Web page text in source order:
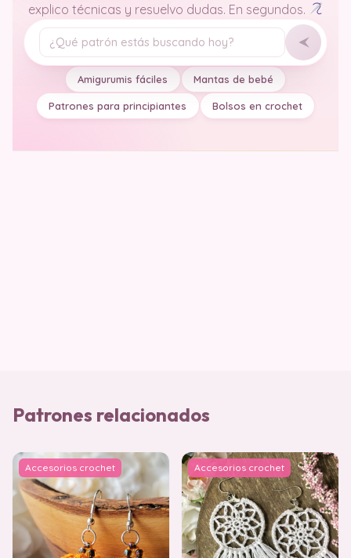
explico técnicas y resuelvo dudas. En segundos.
Tu pregunta
Amigurumis fáciles Mantas de bebé
Patrones para principiantes Bolsos en crochet
Patrones relacionados
Accesorios crochet Accesorios crochet